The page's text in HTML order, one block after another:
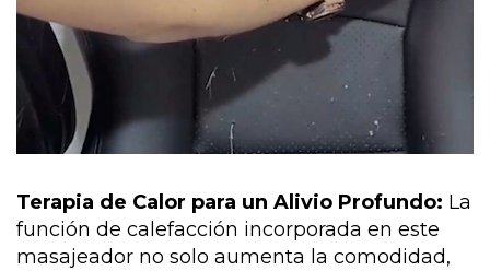
Terapia de Calor para un Alivio Profundo: La
función de calefacción incorporada en este
masajeador no solo aumenta la comodidad,